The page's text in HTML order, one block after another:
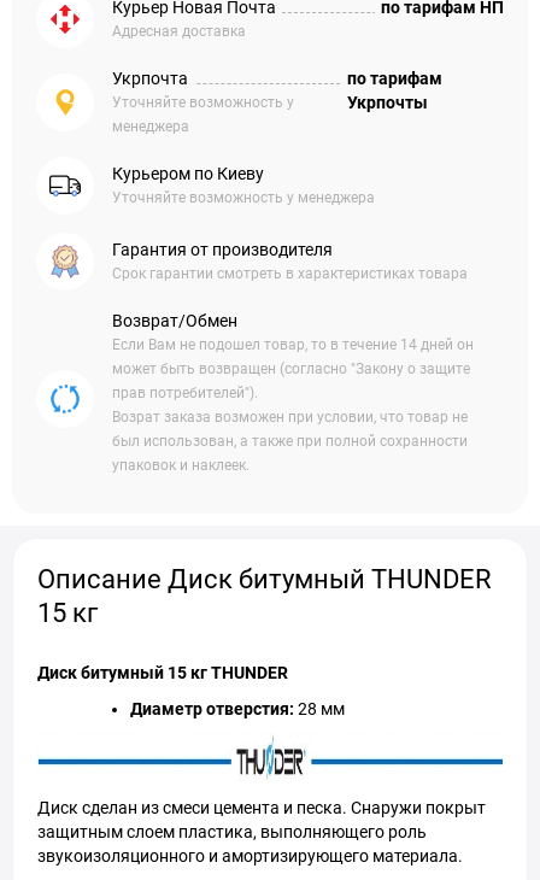
Курьер Новая Почта
Адресная доставка
по тарифам НП
Укрпочта
Уточняйте возможность у
менеджера
по тарифам
Укрпочты
Курьером по Киеву
Уточняйте возможность у менеджера
Гарантия от производителя
Срок гарантии смотреть в характеристиках товара
Возврат/Обмен
Если Вам не подошел товар, то в течение 14 дней он
может быть возвращен (согласно "Закону о защите
прав потребителей").
Возрат заказа возможен при условии, что товар не
был использован, а также при полной сохранности
упаковок и наклеек.
Описание Диск битумный THUNDER
15 кг
Диск битумный 15 кг THUNDER
Диаметр отверстия: 28 мм
Диск сделан из смеси цемента и песка. Снаружи покрыт
защитным слоем пластика, выполняющего роль
звукоизоляционного и амортизирующего материала.